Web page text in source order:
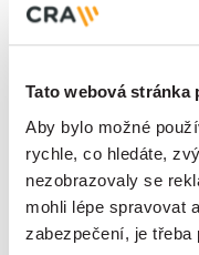
Tato webová stránka
Aby bylo možné
rychle, co hledáte,
nezobrazovaly se
mohli lépe spravovat
zabezpečení, je
reklamace, Servisní
Oblast využití: